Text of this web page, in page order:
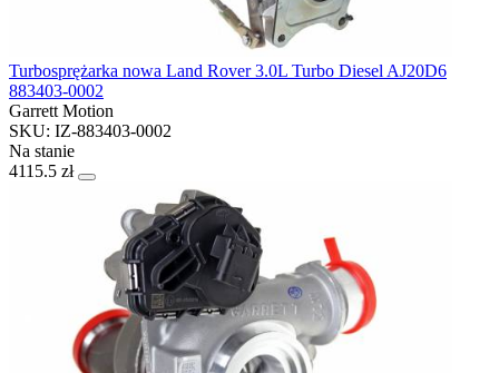
Turbosprężarka nowa Land Rover 3.0L Turbo Diesel AJ20D6
883403-0002
Garrett Motion
SKU: IZ-883403-0002
Na stanie
4115.5 zł